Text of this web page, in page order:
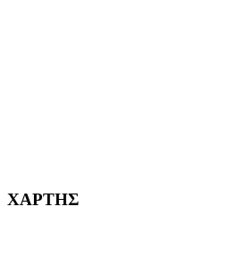
ΧΑΡΤΗΣ